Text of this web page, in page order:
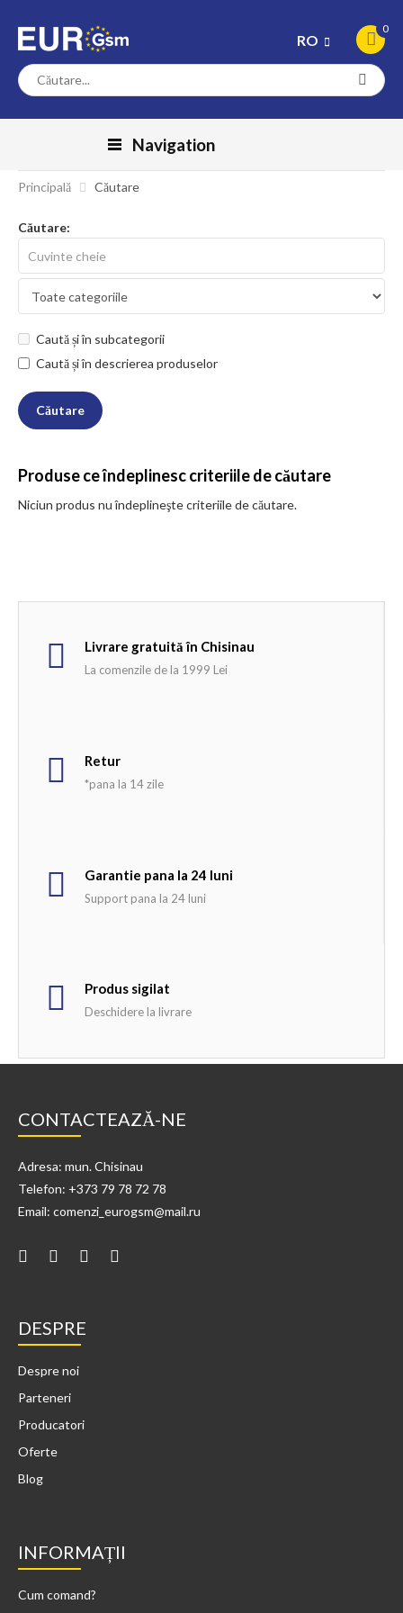
0
RO
Navigation
Principală Căutare
Căutare:
Caută și în subcategorii
Caută și în descrierea produselor
Produse ce îndeplinesc criteriile de căutare
Niciun produs nu îndeplineşte criteriile de căutare.
Livrare gratuită în Chisinau
La comenzile de la 1999 Lei
Retur
*pana la 14 zile
Garantie pana la 24 luni
Support pana la 24 luni
Produs sigilat
Deschidere la livrare
CONTACTEAZĂ-NE
Adresa: mun. Chisinau
Telefon: +373 79 78 72 78
Email: comenzi_eurogsm@mail.ru
DESPRE
Despre noi
Parteneri
Producatori
Oferte
Blog
INFORMAȚII
Cum comand?